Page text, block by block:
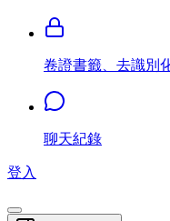
卷證書籤、去識別
聊天紀錄
登入